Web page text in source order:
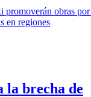
la brecha de